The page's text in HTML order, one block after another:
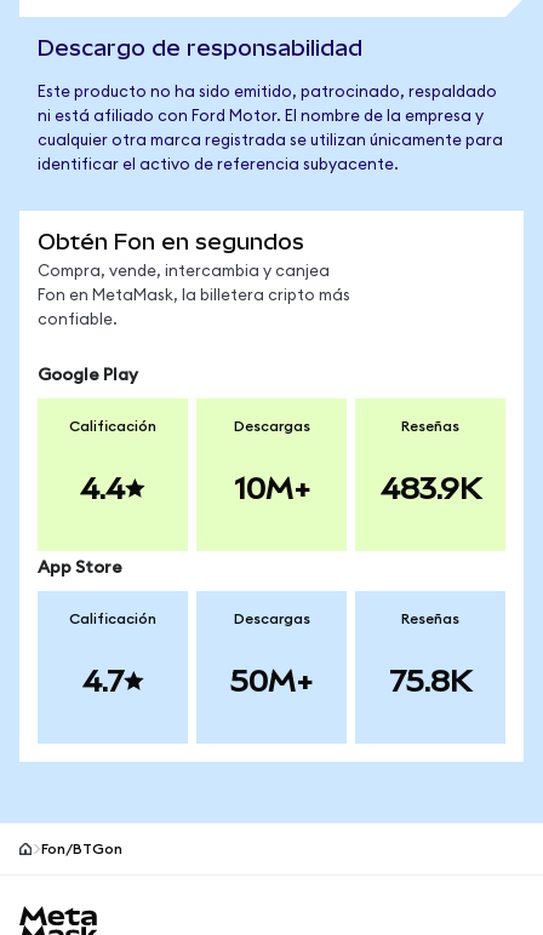
Descargo de responsabilidad
Este producto no ha sido emitido, patrocinado, respaldado
ni está afiliado con Ford Motor. El nombre de la empresa y
cualquier otra marca registrada se utilizan únicamente para
identificar el activo de referencia subyacente.
Obtén Fon en segundos
Compra, vende, intercambia y canjea
Fon en MetaMask, la billetera cripto más
confiable.
Google Play
Calificación
4.4
Descargas
10M+
Reseñas
483.9K
App Store
Calificación
4.7
Descargas
50M+
Reseñas
75.8K
Fon/BTGon